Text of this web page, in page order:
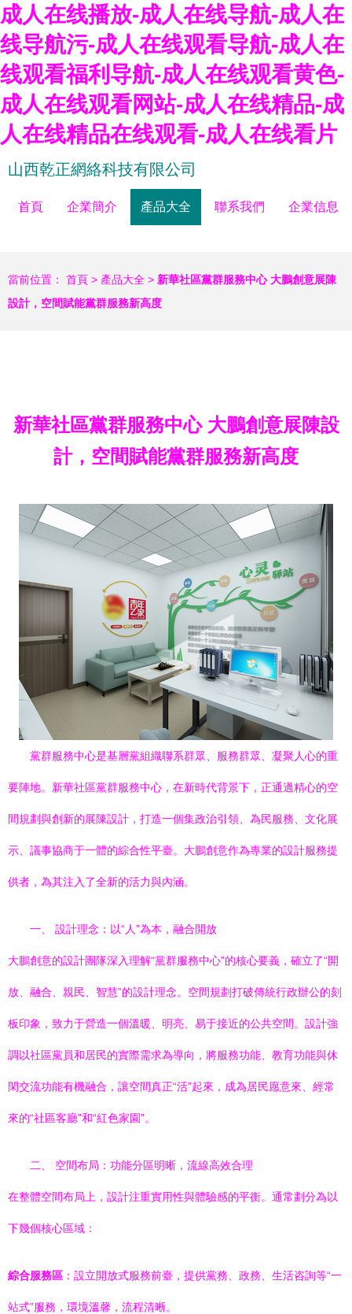
成人在线播放-成人在线导航-成人在
线导航污-成人在线观看导航-成人在
线观看福利导航-成人在线观看黄色-
成人在线观看网站-成人在线精品-成
人在线精品在线观看-成人在线看片
山西乾正網絡科技有限公司
首頁 企業簡介 產品大全 聯系我們 企業信息
當前位置： 首頁 > 產品大全 > 新華社區黨群服務中心 大鵬創意展陳
設計，空間賦能黨群服務新高度
新華社區黨群服務中心 大鵬創意展陳設
計，空間賦能黨群服務新高度
黨群服務中心是基層黨組織聯系群眾、服務群眾、凝聚人心的重
要陣地。新華社區黨群服務中心，在新時代背景下，正通過精心的空
間規劃與創新的展陳設計，打造一個集政治引領、為民服務、文化展
示、議事協商于一體的綜合性平臺。大鵬創意作為專業的設計服務提
供者，為其注入了全新的活力與內涵。
一、 設計理念：以“人”為本，融合開放
大鵬創意的設計團隊深入理解“黨群服務中心”的核心要義，確立了“開
放、融合、親民、智慧”的設計理念。空間規劃打破傳統行政辦公的刻
板印象，致力于營造一個溫暖、明亮、易于接近的公共空間。設計強
調以社區黨員和居民的實際需求為導向，將服務功能、教育功能與休
閑交流功能有機融合，讓空間真正“活”起來，成為居民愿意來、經常
來的“社區客廳”和“紅色家園”。
二、 空間布局：功能分區明晰，流線高效合理
在整體空間布局上，設計注重實用性與體驗感的平衡。通常劃分為以
下幾個核心區域：
綜合服務區 ：設立開放式服務前臺，提供黨務、政務、生活咨詢等“一
站式”服務，環境溫馨，流程清晰。